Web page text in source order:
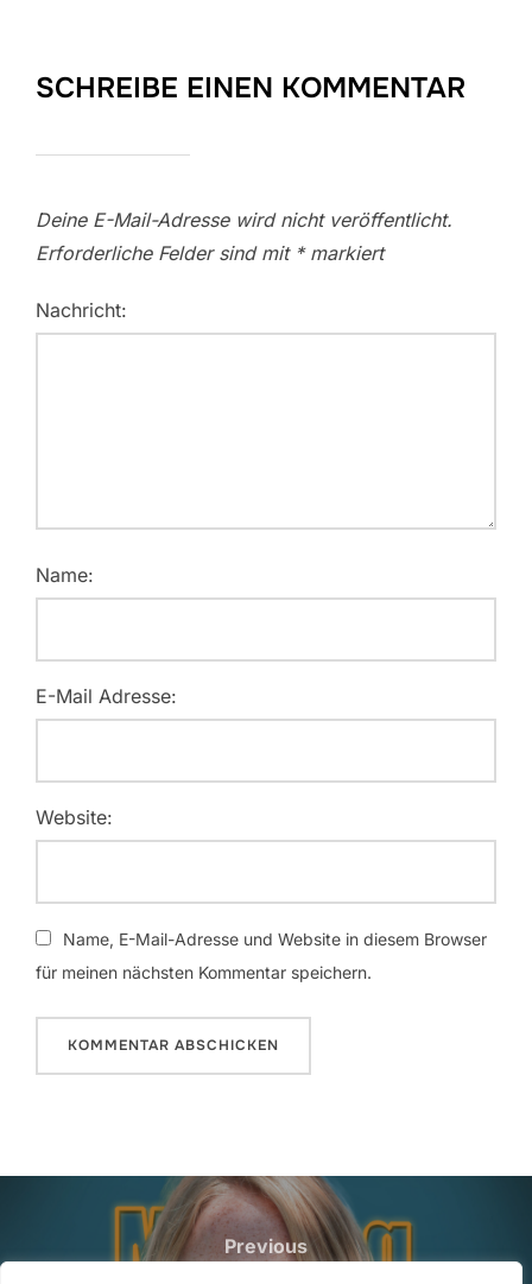
SCHREIBE EINEN KOMMENTAR
Deine E-Mail-Adresse wird nicht veröffentlicht.
Erforderliche Felder sind mit *markiert
Nachricht:
Name:
E-Mail Adresse:
Website:
Name, E-Mail-Adresse und Website in diesem Browser
für meinen nächsten Kommentar speichern.
Beitragsnavigation
Previous
Previous